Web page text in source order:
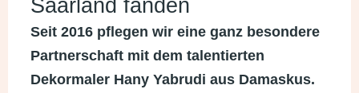
Saarland fanden
Seit 2016 pflegen wir eine ganz besondere
Partnerschaft mit dem talentierten
Dekormaler Hany Yabrudi aus Damaskus.